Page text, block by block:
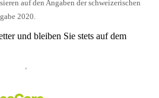
auf den Angaben der schweizerischen
2020.
und bleiben Sie stets auf dem